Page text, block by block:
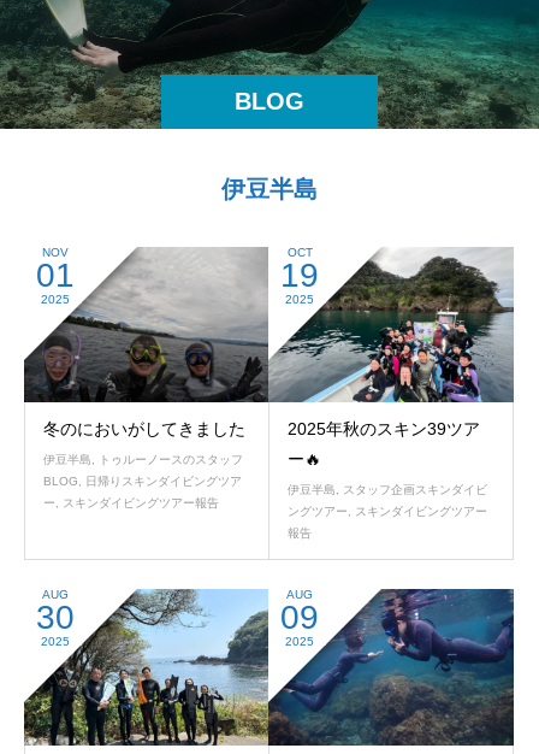
BLOG
伊豆半島
NOV
01
2025
冬のにおいがしてきました
伊豆半島,
トゥルーノースのスタッフ
BLOG, 日帰りスキンダイビングツア
ー, スキンダイビングツアー報告
OCT
19
2025
2025年秋のスキン39ツア
ー🔥
伊豆半島, スタッフ企画スキンダイビ
ングツアー, スキンダイビングツアー
報告
AUG
30
2025
AUG
09
2025